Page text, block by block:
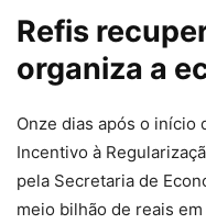
Refis
organiza a
Onze dias após o início
Incentivo à
pela Secretaria de
meio bilhão de reais